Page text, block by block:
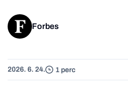
Forbes
2026. 6. 24. 1 perc